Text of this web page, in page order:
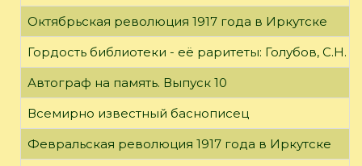
Октябрьская революция 1917 года в Иркутске
Гордость библиотеки - её раритеты: Голубов, С.Н.
Автограф на память. Выпуск 10
Всемирно известный баснописец
Февральская революция 1917 года в Иркутске